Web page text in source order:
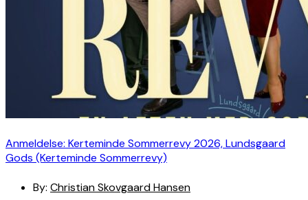
Anmeldelse: Kerteminde Sommerrevy 2026, Lundsgaard
Gods (Kerteminde Sommerrevy)
By: Christian Skovgaard Hansen